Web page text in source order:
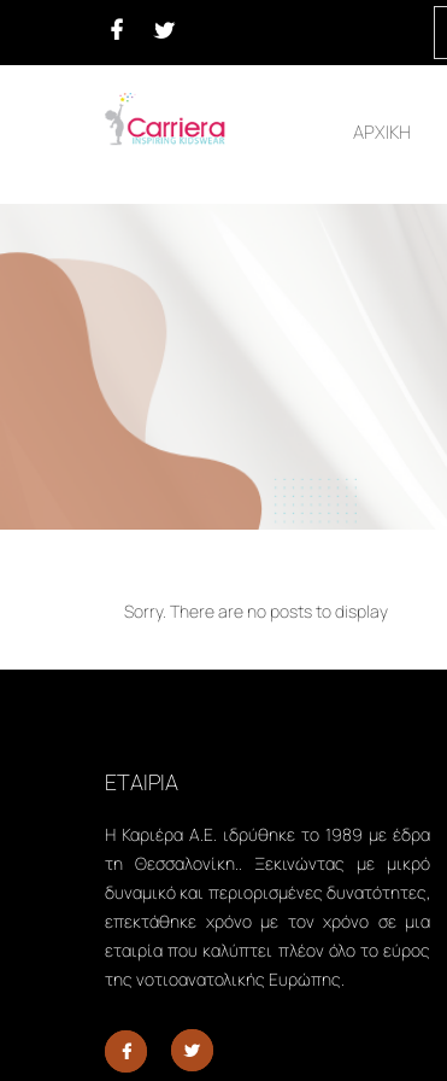
ΑΡΧΙΚΗ
Sorry. There are no posts to display
ΕΤΑΙΡΙΑ
Η Καριέρα Α.Ε. ιδρύθηκε το 1989 με έδρα
τη Θεσσαλονίκη.. Ξεκινώντας με μικρό
δυναμικό και περιορισμένες δυνατότητες,
επεκτάθηκε χρόνο με τον χρόνο σε μια
εταιρία που καλύπτει πλέον όλο το εύρος
της νοτιοανατολικής Ευρώπης.